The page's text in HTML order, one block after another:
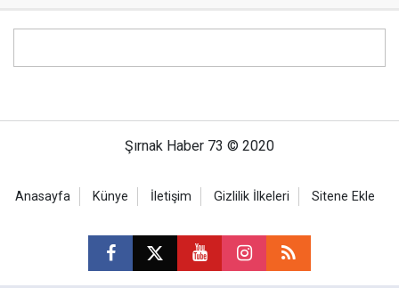
Şırnak Haber 73 © 2020
Anasayfa Künye İletişim Gizlilik İlkeleri Sitene Ekle